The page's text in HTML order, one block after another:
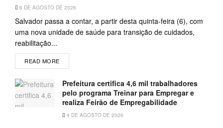
6 DE AGOSTO DE 2026
Salvador passa a contar, a partir desta quinta-feira (6), com
uma nova unidade de saúde para transição de cuidados,
reabilitação...
READ MORE
Prefeitura certifica 4,6 mil trabalhadores
pelo programa Treinar para Empregar e
realiza Feirão de Empregabilidade
4 DE AGOSTO DE 2026